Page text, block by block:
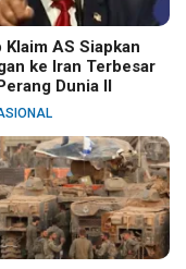
Klaim AS Siapkan
ke Iran Terbesar
Dunia II